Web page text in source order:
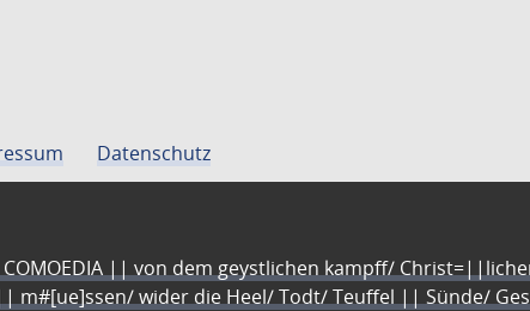
Datenschutz
|| von dem geystlichen kampff/
m#[ue]ssen/ wider die Heel/ Todt/ Teuffel || Sünde/